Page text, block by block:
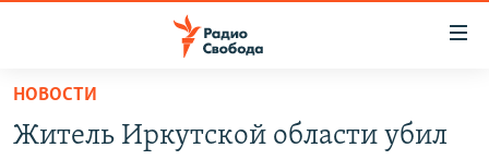
упрощенного
доступа
НОВОСТИ
Житель Иркутской области убил